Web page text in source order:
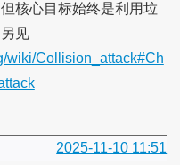
核心目标始终是利用垃
见
wiki/Collision_attack#Ch
2025-11-10 11:51